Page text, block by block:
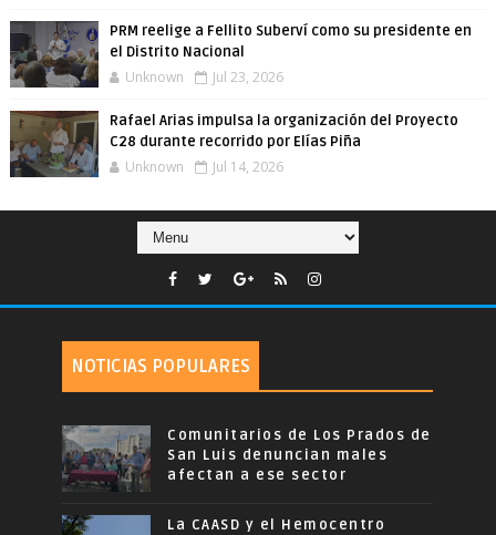
PRM reelige a Fellito Suberví como su presidente en
el Distrito Nacional
Unknown Jul 23, 2026
Rafael Arias impulsa la organización del Proyecto
C28 durante recorrido por Elías Piña
Unknown Jul 14, 2026
NOTICIAS POPULARES
Comunitarios de Los Prados de
San Luis denuncian males
afectan a ese sector
La CAASD y el Hemocentro